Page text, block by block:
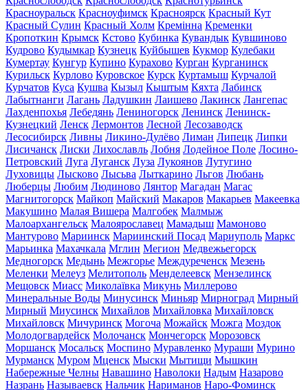
Красноуральск Красноуфимск Красноярск Красный Кут
Красный Сулин Красный Холм Кремінна Кременки
Кропоткин Крымск Кстово Кубинка Кувандык Кувшиново
Кудрово Кудымкар Кузнецк Куйбышев Кукмор Кулебаки
Кумертау Кунгур Купино Курахово Курган Курганинск
Курильск Курлово Куровское Курск Куртамыш Курчалой
Курчатов Куса Кушва Кызыл Кыштым Кяхта Лабинск
Лабытнанги Лагань Ладушкин Лаишево Лакинск Лангепас
Лахденпохья Лебедянь Лениногорск Ленинск Ленинск-
Кузнецкий Ленск Лермонтов Лесной Лесозаводск
Лесосибирск Ливны Ликино-Дулёво Лиман Липецк Липки
Лисичанск Лиски Лихославль Лобня Лодейное Поле Лосино-
Петровский Луга Луганск Луза Лукоянов Лутугино
Луховицы Лысково Лысьва Лыткарино Льгов Любань
Люберцы Любим Людиново Лянтор Магадан Магас
Магнитогорск Майкоп Майский Макаров Макарьев Макеевка
Макушино Малая Вишера Малгобек Малмыж
Малоархангельск Малоярославец Мамадыш Мамоново
Мантурово Мариинск Мариинский Посад Мариуполь Маркс
Марьинка Махачкала Мглин Мегион Медвежьегорск
Медногорск Медынь Межгорье Междуреченск Мезень
Меленки Мелеуз Мелитополь Менделеевск Мензелинск
Мещовск Миасс Миколаївка Микунь Миллерово
Минеральные Воды Минусинск Миньяр Мирноград Мирный
Мирный Миусинск Михайлов Михайловка Михайловск
Михайловск Мичуринск Могоча Можайск Можга Моздок
Молодогвардейск Молочанск Мончегорск Морозовск
Моршанск Мосальск Моспино Муравленко Мураши Мурино
Мурманск Муром Мценск Мыски Мытищи Мышкин
Набережные Челны Навашино Наволоки Надым Назарово
Назрань Называевск Нальчик Нариманов Наро-Фоминск